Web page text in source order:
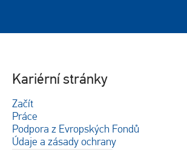
Kariérní stránky
Začít
Práce
Podpora z Evropských Fondů
Údaje a zásady ochrany